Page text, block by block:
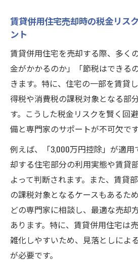
践するコツ
ト
賃貸併用住宅の売却時に消
か
不動産を売るならネクス
社が解説する消費税の基礎
意点
簡易課税の仕組みと賃
ポイント
建物の一部を賃貸した
の扱い
賃貸併用住宅の売却で
コツ
賃貸併用住宅売却時の税金リス
ント
賃貸併用住宅を売却する際、多く
金がかかるのか」「節税はできる
きます。特に、住宅の一部を賃貸
得税や消費税の課税対象となる部
す。こうした税金リスクを賢く回
備と専門家のサポートが不可欠です
例えば、「3,000万円控除」が適
却する住宅部分の利用実態や賃貸
よって判断されます。また、賃貸
の課税対象となるケースもあるた
どの専門家に相談し、最適な売却
あります。特に、賃貸併用住宅は
雑化しやすいため、見落としによ
が必要です。